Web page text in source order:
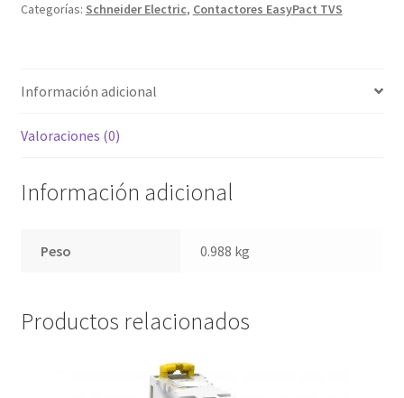
Categorías: Schneider Electric, Contactores EasyPact TVS
Información adicional
Valoraciones (0)
Información adicional
Peso 0.988 kg
Productos relacionados